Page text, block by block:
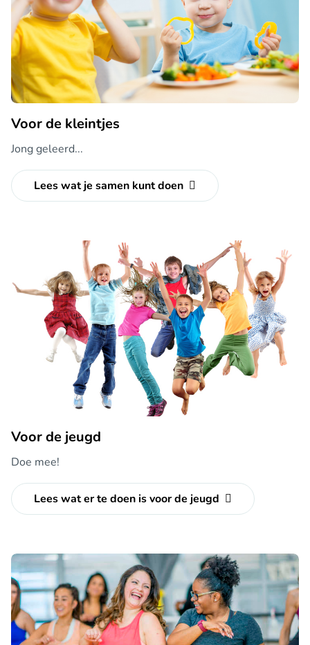
Voor de kleintjes
Jong geleerd...
Lees wat je samen kunt doen
Voor de jeugd
Doe mee!
Lees wat er te doen is voor de jeugd